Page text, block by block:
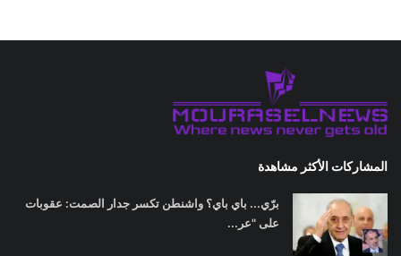
المشاركات الأكثر مشاهدة
برّي... باي باي؟ واشنطن تكسر جدار الصمت: عقوبات
على "عر...